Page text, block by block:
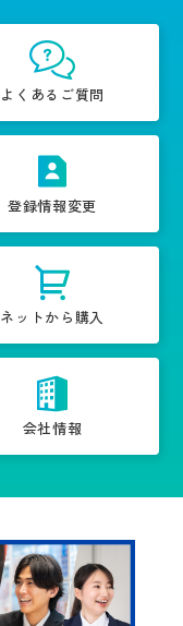
よくあるご質問
登録情報変更
ネットから購入
会社情報